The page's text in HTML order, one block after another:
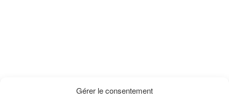
Gérer le consentement